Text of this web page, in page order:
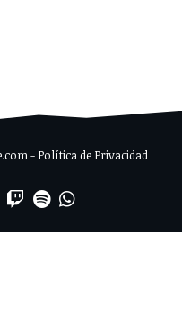
- Política de Privacidad